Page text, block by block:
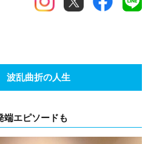
波乱曲折の人生
端エピソードも